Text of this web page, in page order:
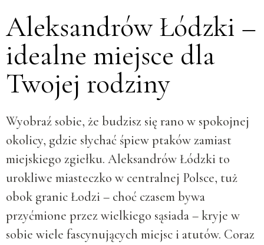
Aleksandrów Łódzki –
idealne miejsce dla
Twojej rodziny
Wyobraź sobie, że budzisz się rano w spokojnej
okolicy, gdzie słychać śpiew ptaków zamiast
miejskiego zgiełku. Aleksandrów Łódzki to
urokliwe miasteczko w centralnej Polsce, tuż
obok granic Łodzi – choć czasem bywa
przyćmione przez wielkiego sąsiada – kryje w
sobie wiele fascynujących miejsc i atutów. Coraz